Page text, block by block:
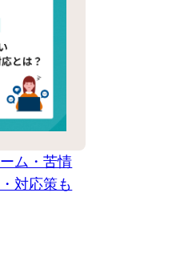
ム・苦情
対応策も